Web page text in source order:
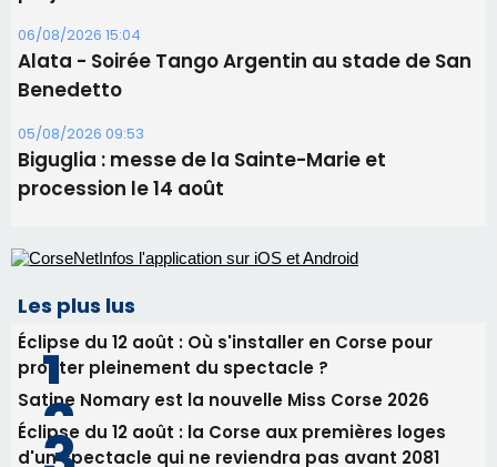
Les plus lus
Éclipse du 12 août : Où s'installer en Corse pour
profiter pleinement du spectacle ?
Satine Nomary est la nouvelle Miss Corse 2026
d'un spectacle qui ne reviendra pas avant 2081
En Corse, un début de saison marqué par une
consommation en recul dans les restaurants
Newsletter